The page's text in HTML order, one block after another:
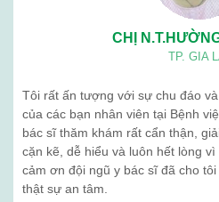
CHỊ
TP. GIA
Tôi rất ấn tượng với sự chu đáo
của các bạn nhân viên tại Bệnh
bác sĩ thăm khám rất cẩn thận,
cặn kẽ, dễ hiểu và luôn hết lòng
cảm ơn đội ngũ y bác sĩ đã cho
thật sự an tâm.